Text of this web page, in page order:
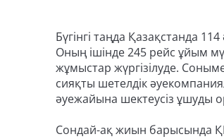
Бүгінгі таңда Қазақстанда
Оның ішінде 245 рейс ұйым
жұмыстар жүргізілуде.
сияқты шетелдік
әуежайына шектеусіз ұшуды
Сондай-ақ жиын барысында